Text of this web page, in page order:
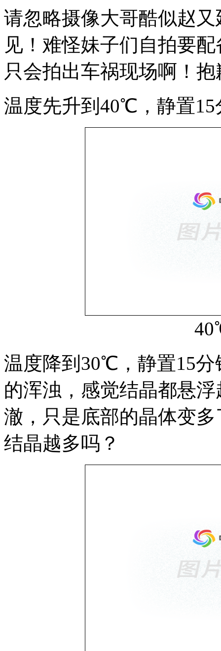
请忽略摄像大哥酷似赵
见！难怪妹子们自拍要
只会拍出车祸现场啊！
温度先升到40℃，静置
温度降到30℃，静置15
的浑浊，感觉结晶都悬
澈，只是底部的晶体变
结晶越多吗？